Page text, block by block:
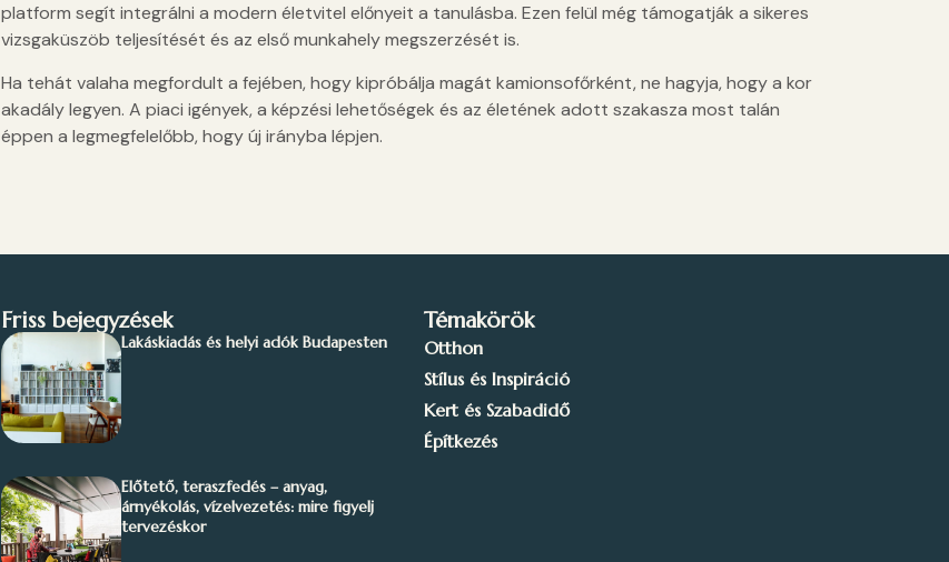
platform segít integrálni a modern életvitel előnyeit a tanulásba. Ezen felül még támogatják a sikeres
vizsgaküszöb teljesítését és az első munkahely megszerzését is.
Ha tehát valaha megfordult a fejében, hogy kipróbálja magát kamionsofőrként, ne hagyja, hogy a kor
akadály legyen. A piaci igények, a képzési lehetőségek és az életének adott szakasza most talán
éppen a legmegfelelőbb, hogy új irányba lépjen.
Friss bejegyzések
Lakáskiadás és helyi adók Budapesten
Előtető, teraszfedés – anyag,
árnyékolás, vízelvezetés: mire figyelj
tervezéskor
Témakörök
Otthon
Stílus és Inspiráció
Kert és Szabadidő
Építkezés